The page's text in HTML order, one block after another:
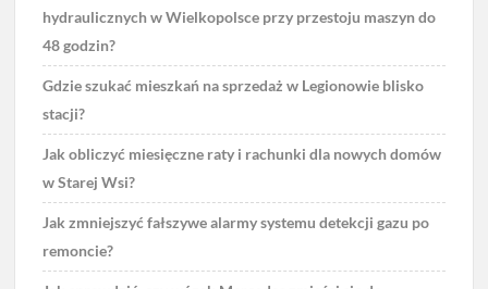
hydraulicznych w Wielkopolsce przy przestoju maszyn do
48 godzin?
Gdzie szukać mieszkań na sprzedaż w Legionowie blisko
stacji?
Jak obliczyć miesięczne raty i rachunki dla nowych domów
w Starej Wsi?
Jak zmniejszyć fałszywe alarmy systemu detekcji gazu po
remoncie?